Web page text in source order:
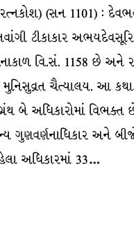
(સન 1101) :
ટીકાકાર
વિ.સં. 1158 છે અને
ચૈત્યાલય. આ
બે અધિકારોમાં વિભક્ત
ગુણવર્ણનાધિકાર અને
અધિકારમાં 33…